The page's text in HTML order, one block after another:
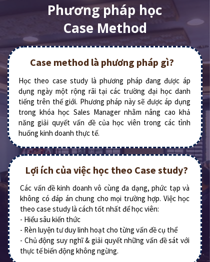
Phương pháp học
Case Method
Học theo case study là phương pháp đang được áp
dụng ngày một rộng rãi tại các trường đại học danh
tiếng trên thế giới. Phương pháp này sẽ được áp dụng
trong khóa học Sales Manager nhằm nâng cao khả
năng giải quyết vấn đề của học viên trong các tình
huống kinh doanh thực tế.
Case method là phương pháp gì?
Các vấn đề kinh doanh vô cùng đa dạng, phức tạp và
không có đáp án chung cho mọi trường hợp. Việc học
theo case study là cách tốt nhất để học viên:
- Hiểu sâu kiến thức
- Rèn luyện tư duy linh hoạt cho từng vấn đề cụ thể
- Chủ động suy nghĩ & giải quyết những vấn đề sát với
thực tế biến động không ngừng.
Lợi ích của việc học theo Case study?